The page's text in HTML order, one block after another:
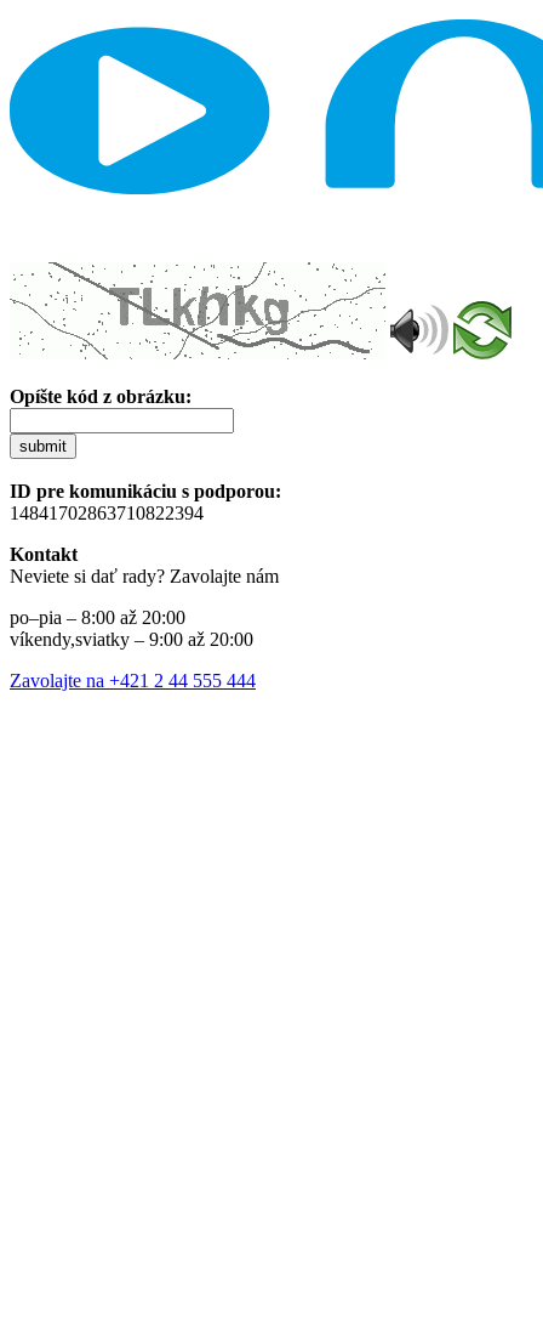
Opíšte kód z obrázku:
submit
ID pre komunikáciu s podporou:
14841702863710822394
Kontakt
Neviete si dať rady? Zavolajte nám
po–pia – 8:00 až 20:00
víkendy,sviatky – 9:00 až 20:00
Zavolajte na +421 2 44 555 444